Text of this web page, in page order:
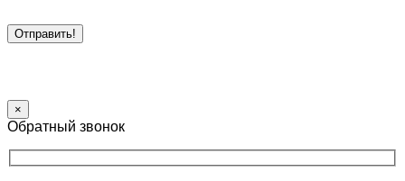
×
Обратный звонок